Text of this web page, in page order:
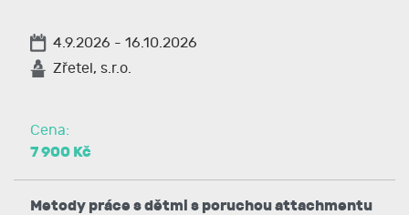
4.9.2026 - 16.10.2026
Zřetel, s.r.o.
Cena:
7 900 Kč
Metody práce s dětmi s poruchou attachmentu